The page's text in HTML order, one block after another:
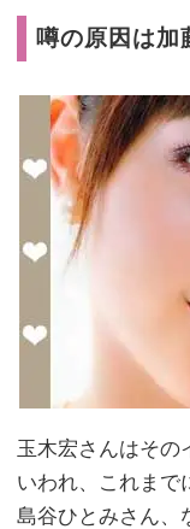
噂の原因は加
玉木宏さんはその
いわれ、これまで
島谷ひとみさん、